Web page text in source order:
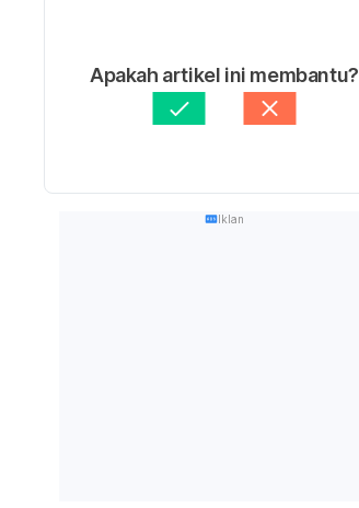
Apakah artikel ini membantu?
Iklan